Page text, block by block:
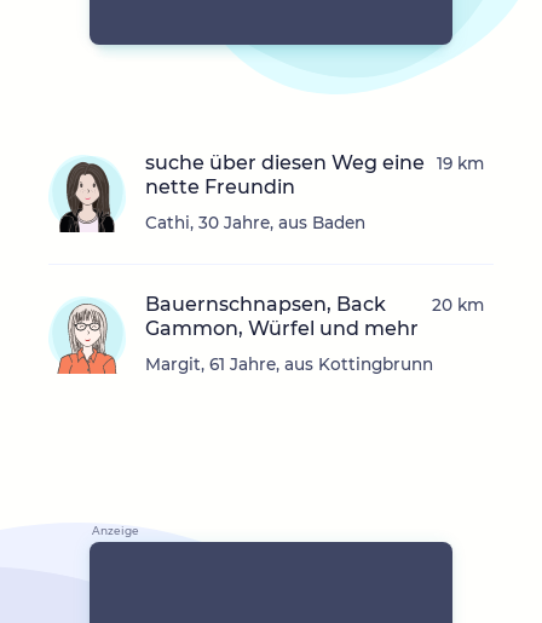
suche über diesen Weg eine
nette Freundin
Cathi, 30 Jahre, aus Baden
19 km
Bauernschnapsen, Back
Gammon, Würfel und mehr
Margit, 61 Jahre, aus Kottingbrunn
20 km